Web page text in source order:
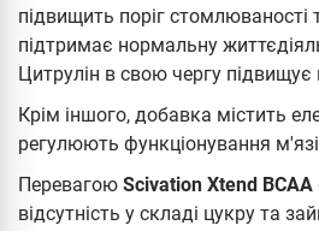
підвищить поріг
підтримає нормальну
Цитрулін в свою чергу
Крім іншого, добавка містить
регулюють функціонування
Перевагою Scivation Xtend BCAA
відсутність у складі цукру та